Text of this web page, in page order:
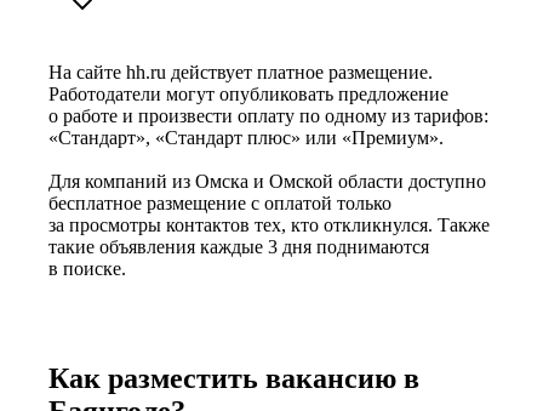
На сайте hh.ru действует платное размещение.
Работодатели могут опубликовать предложение
о работе и произвести оплату по одному из тарифов:
«Стандарт», «Стандарт плюс» или «Премиум».
Для компаний из Омска и Омской области доступно
бесплатное размещение с оплатой только
за просмотры контактов тех, кто откликнулся. Также
такие объявления каждые 3 дня поднимаются
в поиске.
Как разместить вакансию в